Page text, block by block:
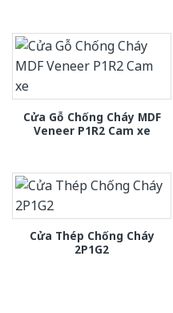
Cửa Gỗ Chống Cháy MDF
Veneer P1R2 Cam xe
Cửa Thép Chống Cháy
2P1G2